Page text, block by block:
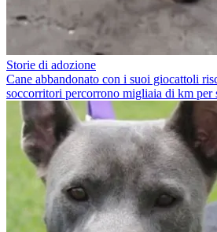
Storie di adozione
Cane abbandonato con i suoi giocattoli
soccorritori percorrono migliaia di km per